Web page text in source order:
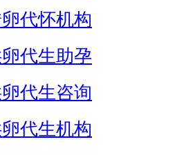
代怀机构
代生助孕
代生咨询
代生机构